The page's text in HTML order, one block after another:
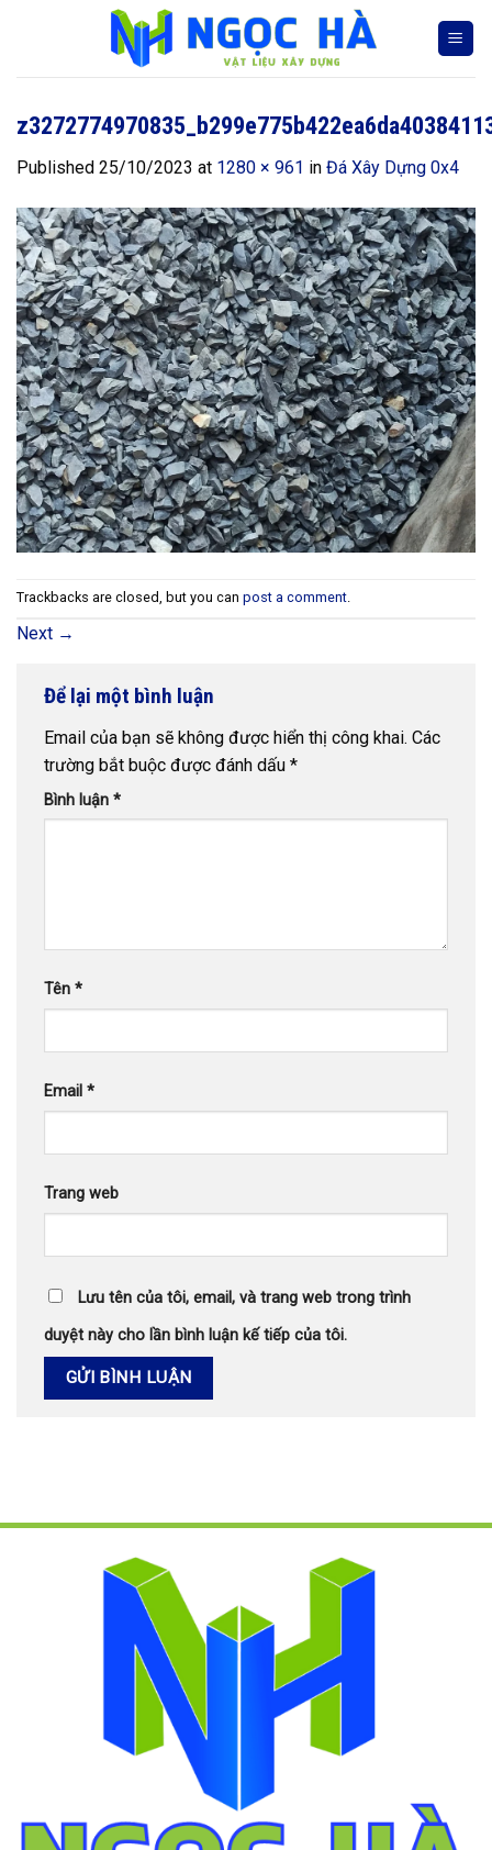
Published 25/10/2023 at 1280 × 961 in Đá Xây Dựng 0x4
Trackbacks are closed, but you can post a comment.
Next →
Để lại một bình luận
Email của bạn sẽ không được hiển thị công khai. Các
trường bắt buộc được đánh dấu *
Bình luận *
Tên *
Email *
Trang web
Lưu tên của tôi, email, và trang web trong trình
duyệt này cho lần bình luận kế tiếp của tôi.